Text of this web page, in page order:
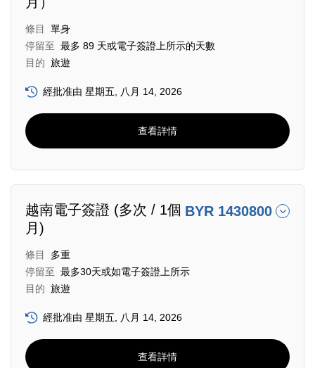
條目
單身
停留至 最多 89 天或電子簽證上所示的天數
目的 旅遊
經批准由 星期五, 八月 14, 2026
查看詳情
越南電子簽證 (多次 / 1個
月)
BYR 1430800
條目
多重
停留至 最多30天或如電子簽證上所示
目的 旅遊
經批准由 星期五, 八月 14, 2026
查看詳情